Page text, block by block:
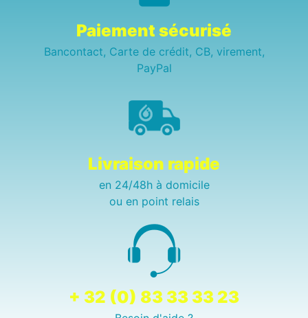
Paiement sécurisé
Bancontact, Carte de crédit, CB, virement,
PayPal
Livraison rapide
en 24/48h à domicile
ou en point relais
+ 32 (0) 83 33 33 23